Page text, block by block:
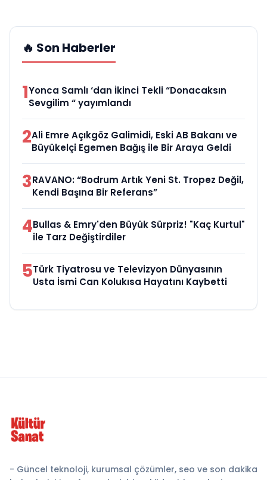
🔥 Son Haberler
1Yonca Samlı ‘dan İkinci Tekli “Donacaksın
Sevgilim “ yayımlandı
2Ali Emre Açıkgöz Galimidi, Eski AB Bakanı ve
Büyükelçi Egemen Bağış ile Bir Araya Geldi
3RAVANO: “Bodrum Artık Yeni St. Tropez Değil,
Kendi Başına Bir Referans”
4Bullas & Emry'den Büyük Sürpriz! "Kaç Kurtul"
ile Tarz Değiştirdiler
5Türk Tiyatrosu ve Televizyon Dünyasının
Usta İsmi Can Kolukısa Hayatını Kaybetti
- Güncel teknoloji, kurumsal çözümler, seo ve son dakika